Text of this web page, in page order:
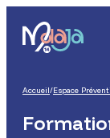
menu
contenu
pied
Accueil/Espace